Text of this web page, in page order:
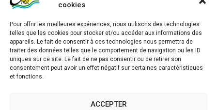
cookies
Pour offrir les meilleures expériences, nous utilisons des technologies
telles que les cookies pour stocker et/ou accéder aux informations des
appareils. Le fait de consentir à ces technologies nous permettra de
traiter des données telles que le comportement de navigation ou les ID
uniques sur ce site. Le fait de ne pas consentir ou de retirer son
consentement peut avoir un effet négatif sur certaines caractéristiques
et fonctions.
ACCEPTER
Mentions légales
Traitement de données personnelles